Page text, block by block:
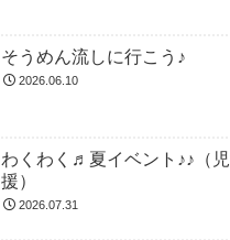
そうめん流しに行こう♪
2026.06.10
わくわく♬夏イベント♪♪（
援）
2026.07.31